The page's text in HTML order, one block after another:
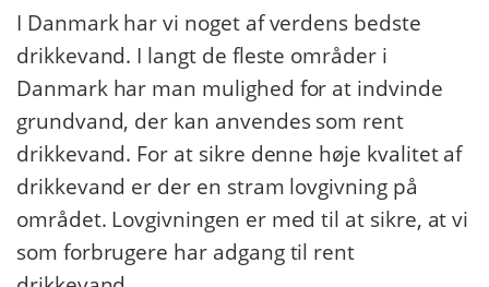
I Danmark har vi noget af verdens bedste
drikkevand. I langt de fleste områder i
Danmark har man mulighed for at indvinde
grundvand, der kan anvendes som rent
drikkevand. For at sikre denne høje kvalitet af
drikkevand er der en stram lovgivning på
området. Lovgivningen er med til at sikre, at vi
som forbrugere har adgang til rent